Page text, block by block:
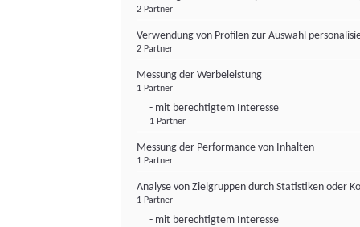
2 Partner
Verwendung von Profilen zur Auswahl
2 Partner
Messung der Werbeleistung
1 Partner
- mit berechtigtem Interesse
1 Partner
Messung der Performance von Inhalten
1 Partner
Analyse von Zielgruppen durch Statistiken oder
1 Partner
- mit berechtigtem Interesse